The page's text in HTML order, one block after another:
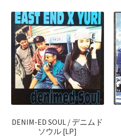
DENIM-ED SOUL / デニムド
ソウル [LP]